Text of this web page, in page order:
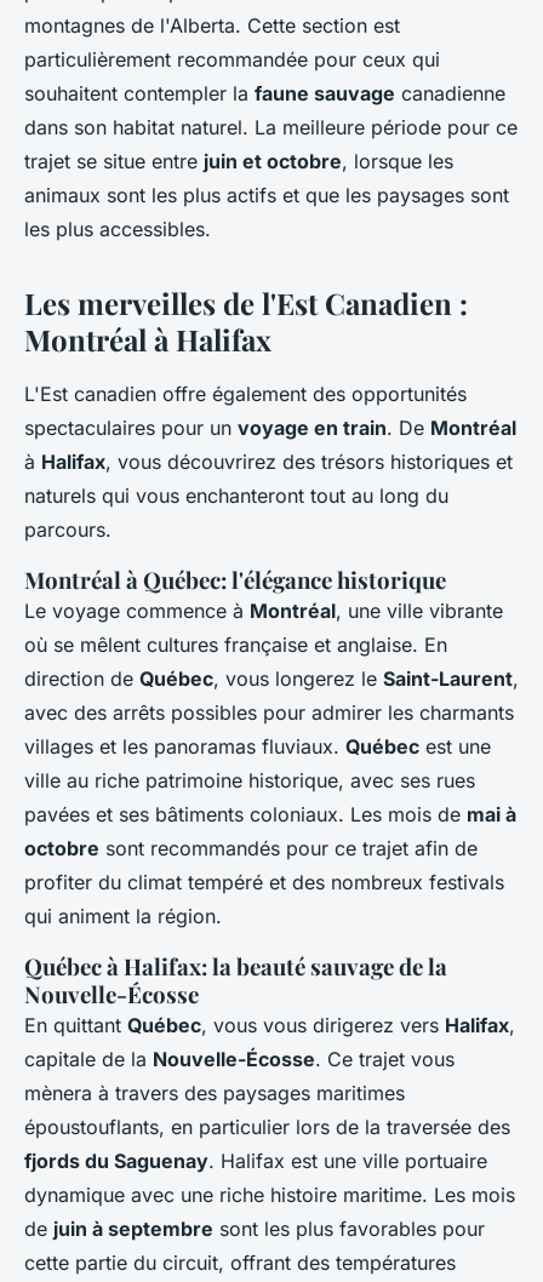
montagnes de l'Alberta. Cette section est
particulièrement recommandée pour ceux qui
souhaitent contempler la faune sauvage canadienne
dans son habitat naturel. La meilleure période pour ce
trajet se situe entre juin et octobre, lorsque les
animaux sont les plus actifs et que les paysages sont
les plus accessibles.
Les merveilles de l'Est Canadien :
Montréal à Halifax
L'Est canadien offre également des opportunités
spectaculaires pour un voyage en train. De Montréal
à Halifax, vous découvrirez des trésors historiques et
naturels qui vous enchanteront tout au long du
parcours.
Montréal à Québec: l'élégance historique
Le voyage commence à Montréal, une ville vibrante
où se mêlent cultures française et anglaise. En
direction de Québec, vous longerez le Saint-Laurent,
avec des arrêts possibles pour admirer les charmants
villages et les panoramas fluviaux. Québec est une
ville au riche patrimoine historique, avec ses rues
pavées et ses bâtiments coloniaux. Les mois de mai à
octobre sont recommandés pour ce trajet afin de
profiter du climat tempéré et des nombreux festivals
qui animent la région.
Québec à Halifax: la beauté sauvage de la
Nouvelle-Écosse
En quittant Québec, vous vous dirigerez vers Halifax,
capitale de la Nouvelle-Écosse. Ce trajet vous
mènera à travers des paysages maritimes
époustouflants, en particulier lors de la traversée des
fjords du Saguenay. Halifax est une ville portuaire
dynamique avec une riche histoire maritime. Les mois
de juin à septembre sont les plus favorables pour
cette partie du circuit, offrant des températures